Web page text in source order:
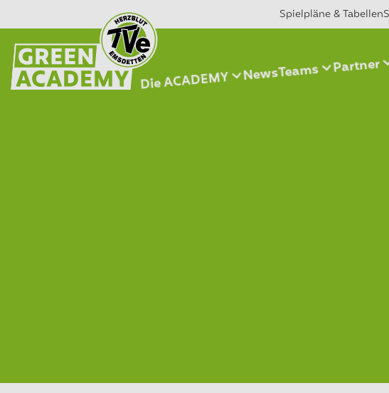
Spielpläne & Tabellen
Die ACADEMY NewsTeams Partner